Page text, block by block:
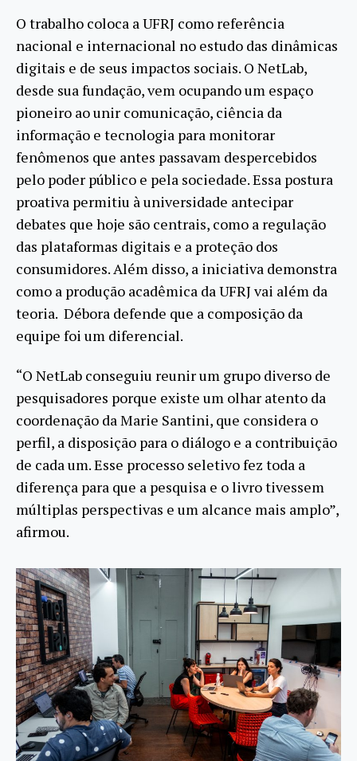
O trabalho coloca a UFRJ como referência
nacional e internacional no estudo das dinâmicas
digitais e de seus impactos sociais. O NetLab,
desde sua fundação, vem ocupando um espaço
pioneiro ao unir comunicação, ciência da
informação e tecnologia para monitorar
fenômenos que antes passavam despercebidos
pelo poder público e pela sociedade. Essa postura
proativa permitiu à universidade antecipar
debates que hoje são centrais, como a regulação
das plataformas digitais e a proteção dos
consumidores. Além disso, a iniciativa demonstra
como a produção acadêmica da UFRJ vai além da
teoria. Débora defende que a composição da
equipe foi um diferencial.
“O NetLab conseguiu reunir um grupo diverso de
pesquisadores porque existe um olhar atento da
coordenação da Marie Santini, que considera o
perfil, a disposição para o diálogo e a contribuição
de cada um. Esse processo seletivo fez toda a
diferença para que a pesquisa e o livro tivessem
múltiplas perspectivas e um alcance mais amplo”,
afirmou.